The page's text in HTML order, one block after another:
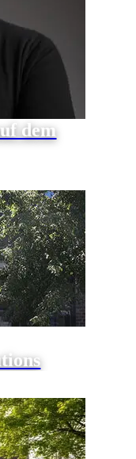
dem